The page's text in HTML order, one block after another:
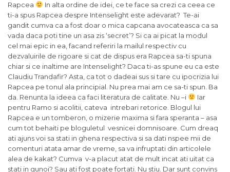
Rapcea
In alta ordine de idei, ce te face sa crezi ca ceea ce
ti-a spus Rapcea despre Intenselight este adevarat? Te-ai
gandit cumva ca a fost doar o mica capcana avocateasca ca sa
vada daca poti tine un asa zis ‘secret’? Si ca ai picat la modul
cel mai epic in ea, facand referiri la mailul respectiv cu
dezvaluirile de rigoare si cat de dispus era Rapcea sa-ti spuna
chiar si ce inaltime are Intenselight? Daca ti-as spune eu ca este
Claudiu Trandafir? Asta, ca tot o dadeai sus si tare cu ipocrizia lui
Rapcea pe tonul ala principial. Nu prea mai am ce sa-ti spun. Ba
da. Renunta la ideea ca faci literatura de calitate. Nu –i
Iar
pentru Ramo si acolitii, cateva intrebari retorice. Blogul lui
Rapcea e un tomberon, o mizerie maxima si fara speranta – asa
cum tot behaiti pe bloguletul vesnicei domnisoare. Cum dreaq
ati ajuns voi sa stati in ghena respectiva si sa dati nspee mii de
comenturi atata amar de vreme, sa va infruptati din articolele
alea de kakat? Cumva v-a placut atat de mult incat ati uitat ca
stati in gunoi? Sau ati fost poate fortati. Nu stiu. Dar sunt convins